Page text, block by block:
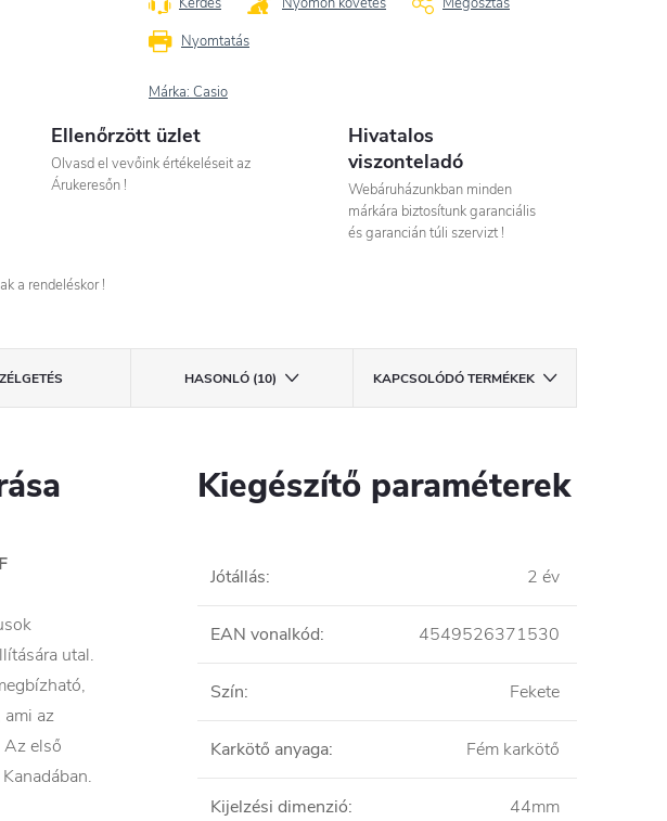
Nyomtatás
Márka: Casio
Ellenőrzött üzlet
Olvasd el vevőink értékeléseit az
Árukeresőn !
Hivatalos
viszonteladó
Webáruházunkban minden
márkára biztosítunk garanciális
és garancián túli szervizt !
a rendeléskor !
HASONLÓ (10) KAPCSOLÓDÓ TERMÉKEK
utal.
az
Az első
Kiegészítő paraméterek
Jótállás: 2 év
EAN vonalkód: 4549526371530
Szín: Fekete
Karkötő anyaga: Fém karkötő
Kijelzési dimenzió: 44mm